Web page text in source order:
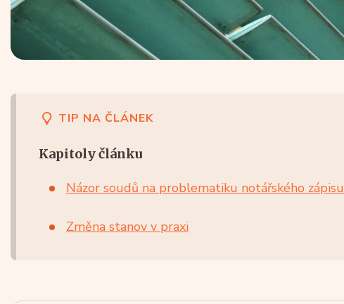
TIP NA ČLÁNEK
Kapitoly článku
Názor soudů na problematiku notářského zápisu
Změna stanov v praxi